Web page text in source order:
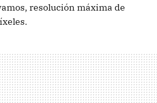
resolución máxima de